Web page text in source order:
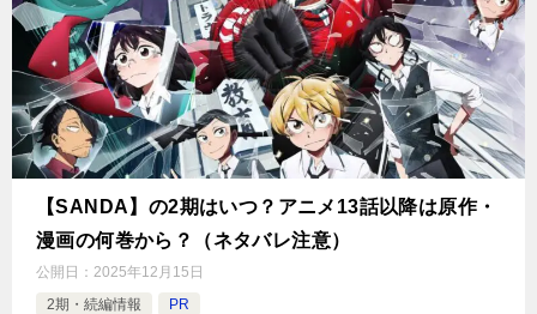
【SANDA】の2期はいつ？アニメ13話以降は原作・
漫画の何巻から？（ネタバレ注意）
公開日： 2025年12月15日
2期・続編情報
PR